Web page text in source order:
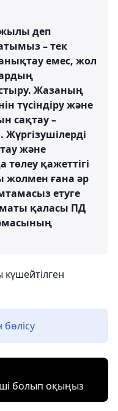
деп
– тек
емес, жол
Жазаның
түсіндіру және
сақтау –
Жүргізушілерді
және
қажеттігі
жолмен ғана әр
етуге
қаласы ПД
болып оқыңыз